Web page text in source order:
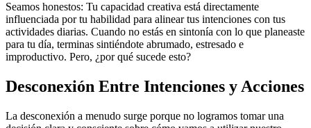
Seamos honestos: Tu capacidad creativa está directamente
influenciada por tu habilidad para alinear tus intenciones con tus
actividades diarias. Cuando no estás en sintonía con lo que planeaste
para tu día, terminas sintiéndote abrumado, estresado e
improductivo. Pero, ¿por qué sucede esto?
Desconexión Entre Intenciones y Acciones
La desconexión a menudo surge porque no logramos tomar una